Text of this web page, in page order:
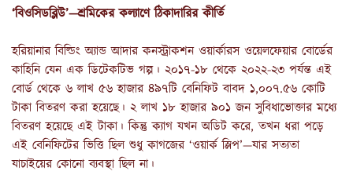
‘বিওসিডব্লিউ’—শ্রমিকের কল্যাণে ঠিকাদারির কীর্তি
হরিয়ানার বিল্ডিং অ্যান্ড আদার কনস্ট্রাকশন ওয়ার্কারস ওয়েলফেয়ার বোর্ডের
কাহিনি যেন এক ডিটেকটিভ গল্প। ২০১৭-১৮ থেকে ২০২২-২৩ পর্যন্ত এই
বোর্ড থেকে ৬ লাখ ৫৬ হাজার ৪৯৭টি বেনিফিট বাবদ ১,০০৭.৫৬ কোটি
টাকা বিতরণ করা হয়েছে। ২ লাখ ১৮ হাজার ৯০১ জন সুবিধাভোক্তার মধ্যে
বিতরণ হয়েছে এই টাকা। কিন্তু ক্যাগ যখন অডিট করে, তখন ধরা পড়ে
এই বেনিফিটের ভিত্তি ছিল শুধু কাগজের ‘ওয়ার্ক স্লিপ’—যার সত্যতা
যাচাইয়ের কোনো ব্যবস্থা ছিল না।